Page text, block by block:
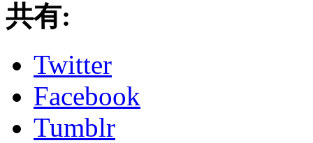
共有:
Twitter
Facebook
Tumblr